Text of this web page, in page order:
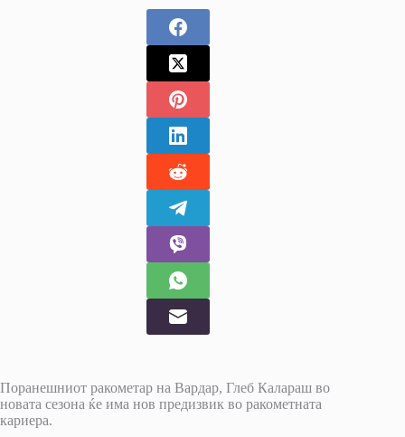
Поранешниот ракометар на Вардар, Глеб Калараш во
новата сезона ќе има нов предизвик во ракометната
кариера.